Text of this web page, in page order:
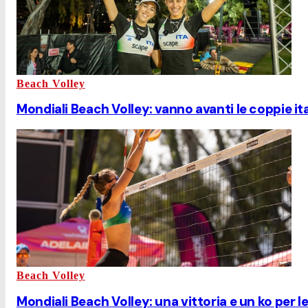
Beach Volley
Mondiali Beach Volley: vanno avanti le coppie
Beach Volley
Mondiali Beach Volley: una vittoria e un ko per